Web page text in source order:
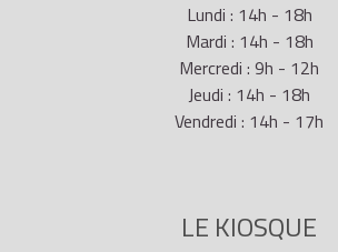
Lundi : 14h - 18h
Mardi : 14h - 18h
Mercredi : 9h - 12h
Jeudi : 14h - 18h
Vendredi : 14h - 17h
LE KIOSQUE